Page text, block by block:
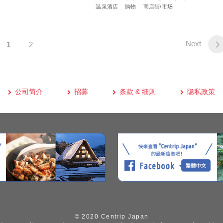
温泉酒店
购物 商店街/市场
1 2 Next
公司简介 招募 条款 & 细则 隐私政策
© 2020 Centrip Japan